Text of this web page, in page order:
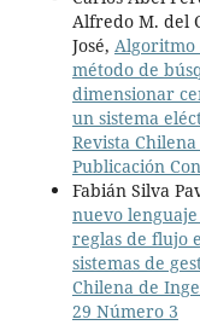
Alfredo M. del
José, Algoritmo
método de
dimensionar
un sistema
Revista
Publicación
Fabián Silva
nuevo
reglas de flujo
sistemas de
Chilena de
29 Número 3